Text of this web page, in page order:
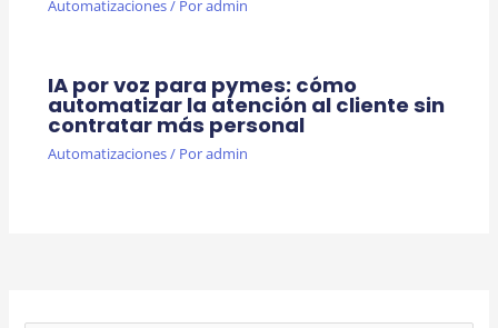
Automatizaciones/ Poradmin
IA por voz para pymes: cómo
automatizar la atención al cliente sin
contratar más personal
Automatizaciones/ Poradmin